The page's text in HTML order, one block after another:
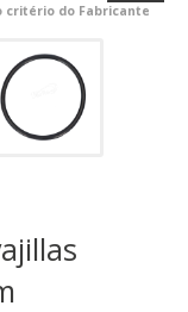
critério do Fabricante